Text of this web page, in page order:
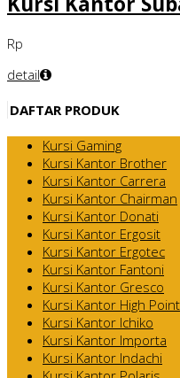
Rp
detail
DAFTAR PRODUK
Kursi Gaming
Kursi Kantor Brother
Kursi Kantor Carrera
Kursi Kantor Chairman
Kursi Kantor Donati
Kursi Kantor Ergosit
Kursi Kantor Ergotec
Kursi Kantor Fantoni
Kursi Kantor Gresco
Kursi Kantor High Point
Kursi Kantor Ichiko
Kursi Kantor Importa
Kursi Kantor Indachi